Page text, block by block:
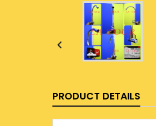

PRODUCT DETAILS